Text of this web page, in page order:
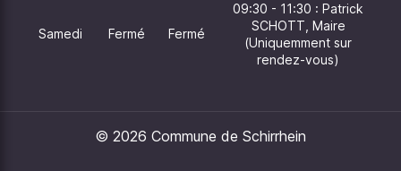
Samedi Fermé Fermé
09:30 - 11:30 : Patrick
SCHOTT, Maire
(Uniquemment sur
rendez-vous)
© 2026 Commune de Schirrhein